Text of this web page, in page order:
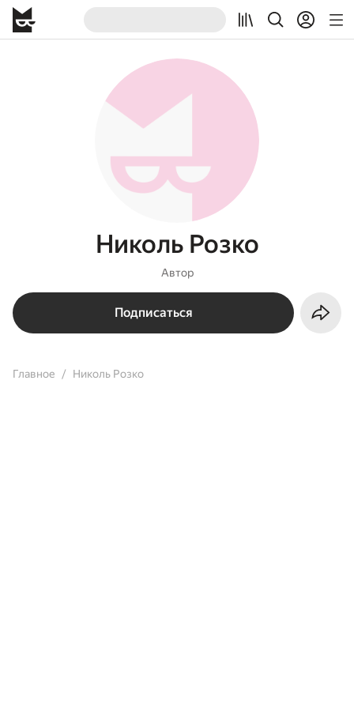
Николь Розко
Автор
Подписаться
Главное Николь Розко